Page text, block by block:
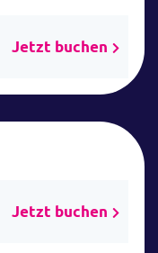
Jetzt buchen
Jetzt buchen